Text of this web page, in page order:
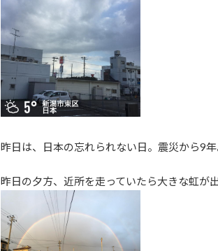
時
昨日は、日本の忘れられない日。震災から9
昨日の夕方、近所を走っていたら大きな虹が